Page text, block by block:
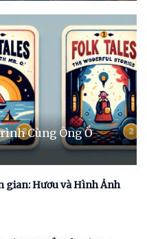
Cùng Ông Ồ
gian: Hươu và Hình Ảnh